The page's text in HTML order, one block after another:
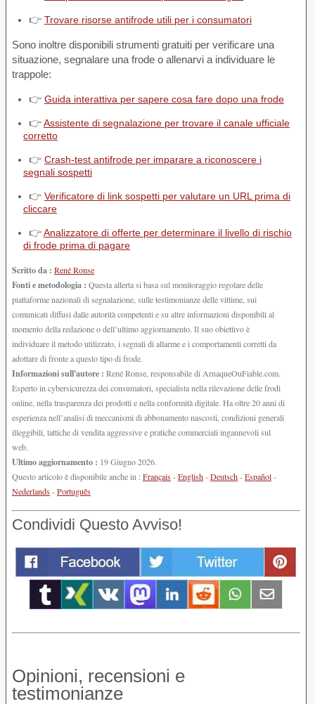
👉 Trovare risorse antifrode utili per i consumatori
Sono inoltre disponibili strumenti gratuiti per verificare una
situazione, segnalare una frode o allenarvi a individuare le
trappole:
👉 Guida interattiva per sapere cosa fare dopo una frode
👉Assistente di segnalazione per trovare il canale ufficiale
corretto
👉 Crash-test antifrode per imparare a riconoscere i
segnali sospetti
👉 Verificatore di link sospetti per valutare un URL prima di
cliccare
👉Analizzatore di offerte per determinare il livello di rischio
di frode prima di pagare
Scritto da : René Ronse
Fonti e metodologia : Questa allerta si basa sul monitoraggio regolare delle
piattaforme nazionali di segnalazione, sulle testimonianze delle vittime, sui
comunicati diffusi dalle autorità competenti e su altre informazioni disponibili al
momento della redazione o dell’ultimo aggiornamento. Il suo obiettivo è
individuare il metodo utilizzato, i segnali di allarme e i comportamenti corretti da
adottare di fronte a questo tipo di frode.
Informazioni sull'autore : René Ronse, responsabile di ArnaqueOuFiable.com.
Esperto in cybersicurezza dei consumatori, specialista nella rilevazione delle frodi
online, nella trasparenza dei prodotti e nella conformità digitale. Ha oltre 20 anni di
esperienza nell’analisi di meccanismi di abbonamento nascosti, condizioni generali
illeggibili, tattiche di vendita aggressive e pratiche commerciali ingannevoli sul
web.
Ultimo aggiornamento : 19 Giugno 2026.
Questo articolo è disponibile anche in :Français-English-Deutsch-Español-
Nederlands-Português
Condividi Questo Avviso!
Opinioni, recensioni e
testimonianze